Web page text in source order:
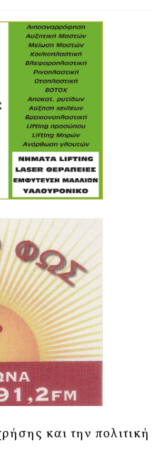
και την πολιτική